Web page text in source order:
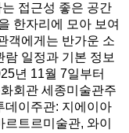
접근성 좋은 공간
한자리에 모아 보여
객에게는 반가운 소
람 일정과 기본 정보
년 11월 7일부터
회관 세종미술관주
데이주관: 지에이아
트르미술관, 와이